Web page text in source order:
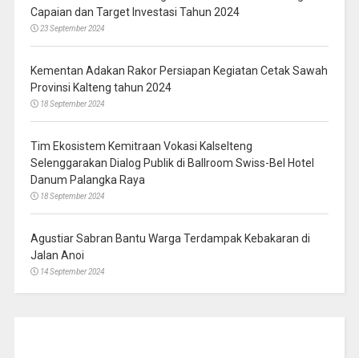
Capaian dan Target Investasi Tahun 2024
23 September 2024
Kementan Adakan Rakor Persiapan Kegiatan Cetak Sawah
Provinsi Kalteng tahun 2024
18 September 2024
Tim Ekosistem Kemitraan Vokasi Kalselteng
Selenggarakan Dialog Publik di Ballroom Swiss-Bel Hotel
Danum Palangka Raya
18 September 2024
Agustiar Sabran Bantu Warga Terdampak Kebakaran di
Jalan Anoi
14 September 2024